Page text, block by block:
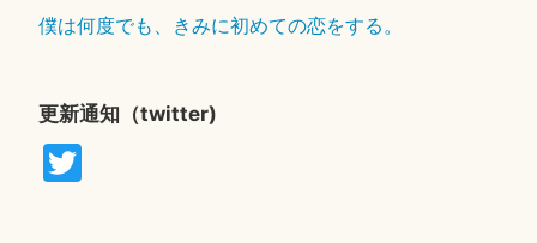
僕は何度でも、きみに初めての恋をする。
更新通知（twitter)
T